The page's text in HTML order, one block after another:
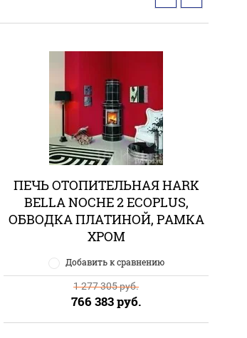
ПЕЧЬ ОТОПИТЕЛЬНАЯ HARK
BELLA NOCHE 2 ECOPLUS,
ОБВОДКА ПЛАТИНОЙ, РАМКА
ХРОМ
Добавить к сравнению
1 277 305руб.
766 383руб.